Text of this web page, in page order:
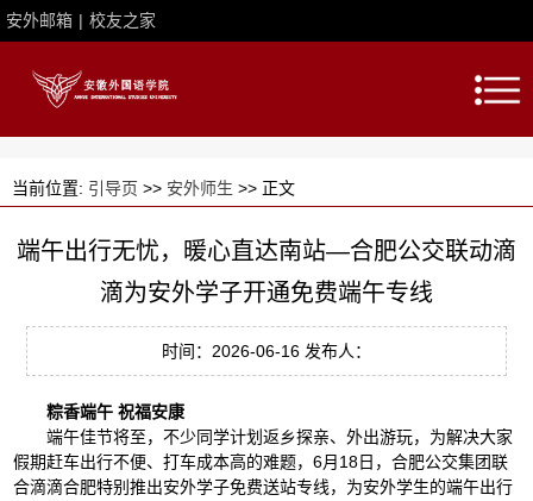
安外邮箱 | 校友之家
当前位置: 引导页 >> 安外师生 >> 正文
端午出行无忧，暖心直达南站—合肥公交联动滴
滴为安外学子开通免费端午专线
时间：2026-06-16 发布人：
粽香端午 祝福安康
端午佳节将至，不少同学计划返乡探亲、外出游玩，为解决大家
假期赶车出行不便、打车成本高的难题，6月18日，合肥公交集团联
合滴滴合肥特别推出安外学子免费送站专线，为安外学生的端午出行